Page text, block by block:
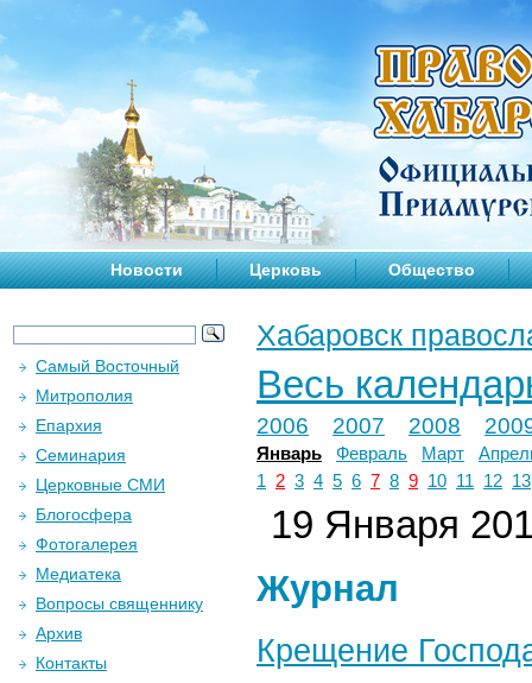
Новости Церковь Общество
Хабаровск
Весь
2006 2007 2008
Январь Февраль Март
1
2 3 4 5 6 7 8 9 10 11 12 13
19 Января
Журнал
Крещение
Самый Восточный
Митрополия
Епархия
Семинария
Церковные СМИ
Блогосфера
Фотогалерея
Медиатека
Вопросы священнику
Архив
Контакты